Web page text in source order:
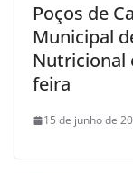
Poços de
Municipal
Nutricional
feira
15 de junho de